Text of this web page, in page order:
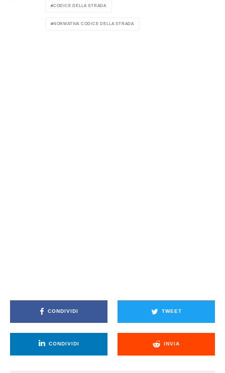
CODICE DELLA STRADA
NORMATIVA CODICE DELLA STRADA
CONDIVIDI TWEET
CONDIVIDI INVIA